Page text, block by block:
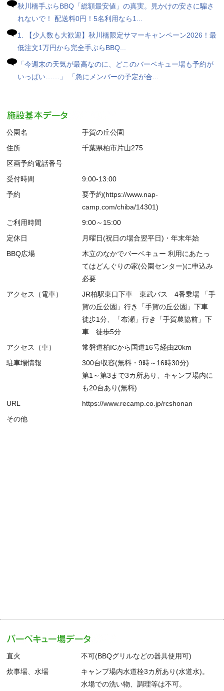
秋川橋手ぶらBBQ「総額最安値」の真実。見かけの安さに騙さ
れないで！ 配送料0円！5名利用なら1...
1. 【少人数も大歓迎】秋川橋限定サマーキャンペーン2026！最
低注文1万円から完全手ぶらBBQ...
「今週末の天気が最高なのに、どこのバーベキュー場も予約が
いっぱい……」 「急にメンバーの予定が合...
公園名
手賀の丘公園
住所
千葉県柏市片山275
区画予約電話番号
受付時間
9:00-13:00
予約
要予約(https://www.nap-
camp.com/chiba/14301)
ご利用時間
9:00～15:00
定休日
月曜日(祝日の場合翌平日)・年末年始
BBQ広場
木立のなかでバーベキュー 利用にあたっ
てはどんぐりの家(公園センター)に申込み
必要
アクセス（電車）
JR柏駅東口下車 東武バス 4番乗場 「手
賀の丘公園」行き「手賀の丘公園」下車
徒歩1分、「布瀬」行き「手賀農協前」下
車 徒歩5分
アクセス（車）
常磐道柏ICから国道16号経由20km
駐車場情報
300台収容(無料・9時～16時30分)
第1～第3まで3カ所あり、キャンプ場内に
も20台あり(無料)
URL
https://www.recamp.co.jp/rcshonan
その他
直火
不可(BBQグリルなどの器具使用可)
炊事場、水場
キャンプ場内水道栓3カ所あり(水道水)。
水場での洗い物、調理等は不可。